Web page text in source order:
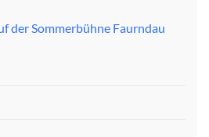
der Sommerbühne Faurndau